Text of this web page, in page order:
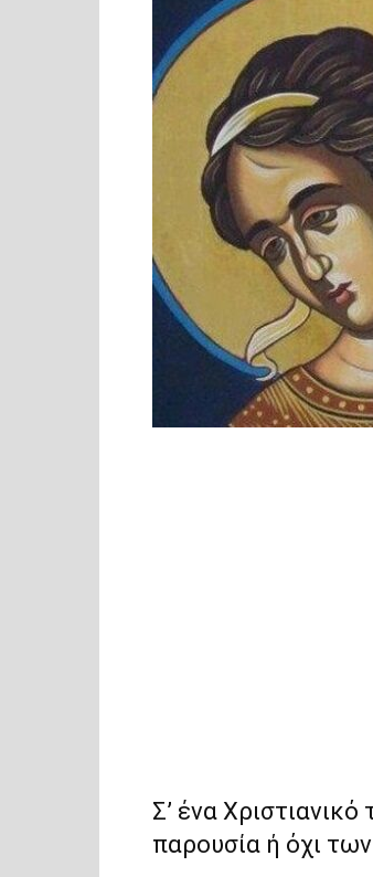
Σ’ ένα
παρουσία ή όχι